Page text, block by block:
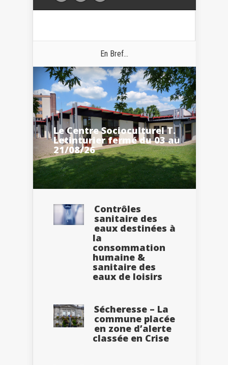
En Bref...
Le Centre Socioculturel T.
Letinturier fermé du 03 au
21/08/26
Contrôles
sanitaire des
eaux destinées à
la
consommation
humaine &
sanitaire des
eaux de loisirs
Sécheresse – La
commune placée
en zone d’alerte
classée en Crise